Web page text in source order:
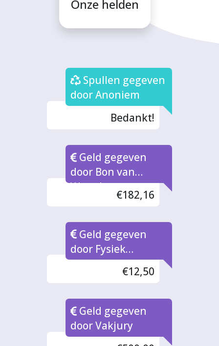
Onze helden
Spullen gegeven
door Anoniem
Bedankt!
Geld gegeven
door Bon van
Waarde naar rato
€182,16
Geld gegeven
door Fysiek
inleverpunt
€12,50
Geld gegeven
door Vakjury